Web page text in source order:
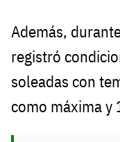
Además,
registró
soleadas con
como máxima y